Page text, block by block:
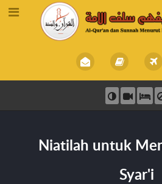
Niatilah untuk
Syar'i